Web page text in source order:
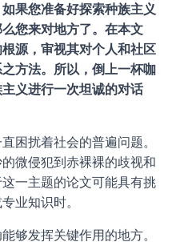
果您准备好探索种族主义
您来对地方了。在本文
源，审视其对个人和社区
方法。所以，倒上一杯咖
义进行一次坦诚的对话
困扰着社会的普遍问题。
微侵犯到赤裸裸的歧视和
一主题的论文可能具有挑
业知识时。
够发挥关键作用的地方。